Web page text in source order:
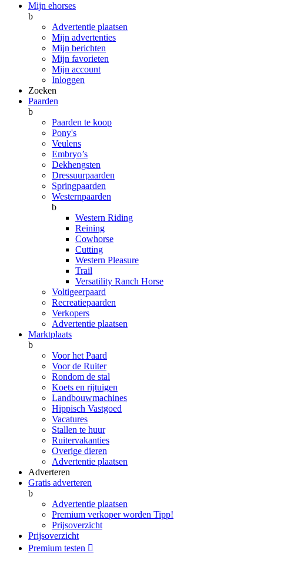
Mijn ehorses
b
Advertentie plaatsen
Mijn advertenties
Mijn berichten
Mijn favorieten
Mijn account
Inloggen
Zoeken
Paarden
b
Paarden te koop
Pony's
Veulens
Embryo’s
Dekhengsten
Dressuurpaarden
Springpaarden
Westernpaarden
b
Western Riding
Reining
Cowhorse
Cutting
Western Pleasure
Trail
Versatility Ranch Horse
Voltigeerpaard
Recreatiepaarden
Verkopers
Advertentie plaatsen
Marktplaats
b
Voor het Paard
Voor de Ruiter
Rondom de stal
Koets en rijtuigen
Landbouwmachines
Hippisch Vastgoed
Vacatures
Stallen te huur
Ruitervakanties
Overige dieren
Advertentie plaatsen
Adverteren
Gratis adverteren
b
Advertentie plaatsen
Premium verkoper worden Tipp!
Prijsoverzicht
Prijsoverzicht
Premium testen 